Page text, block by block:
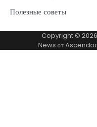
Полезные советы
Copyright © 2026
News от